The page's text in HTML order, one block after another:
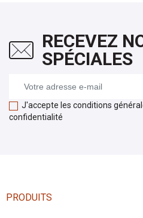
RECEVEZ
SPÉCIALES
J'accepte les conditions
confidentialité
PRODUITS